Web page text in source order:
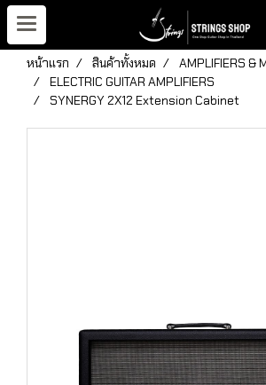
หน้าแรก สินค้าทั้งหมด
AMPLIFIERS &
ELECTRIC GUITAR AMPLIFIERS
SYNERGY 2X12 Extension Cabinet